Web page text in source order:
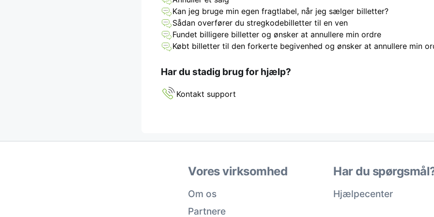
Kan jeg bruge min egen fragtlabel, når jeg sælger billetter?
Sådan overfører du stregkodebilletter til en ven
Fundet billigere billetter og ønsker at annullere min ordre
Købt billetter til den forkerte begivenhed og ønsker at annullere min
Har du stadig brug for hjælp?
Kontakt support
Vores virksomhed
Om os
Partnere
Har du
Hjælpecenter